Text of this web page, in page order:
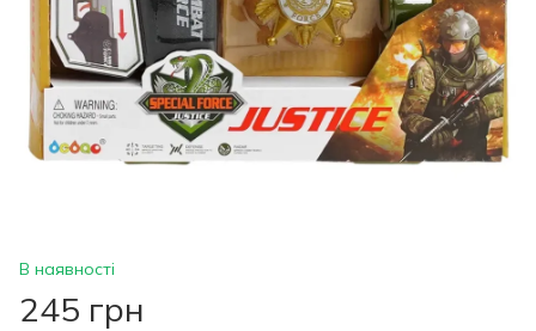
В наявності
245 грн